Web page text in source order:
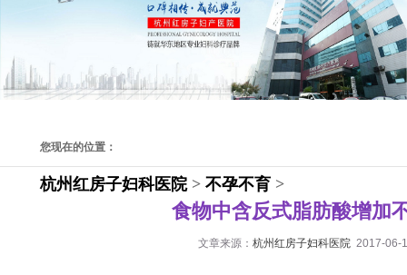
您现在的位置：
杭州红房子妇科医院> 不孕不育 >
食物中含反式脂肪酸增加
文章来源： 杭州红房子妇科医院 2017-06-